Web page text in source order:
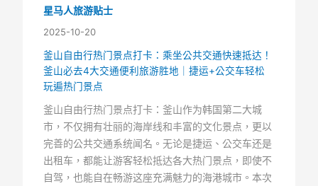
星马人旅游贴士
2025-10-20
釜山自由行热门景点打卡：乘坐公共交通快速抵达！
釜山必去4大交通便利旅游胜地｜捷运+公交车轻松
玩遍热门景点
釜山自由行热门景点打卡：釜山作为韩国第二大城
市，不仅拥有壮丽的海岸线和丰富的文化景点，更以
完善的公共交通系统闻名。无论是捷运、公交车还是
出租车，都能让游客轻松抵达各大热门景点，即使不
自驾，也能自在畅游这座充满魅力的海港城市。本次